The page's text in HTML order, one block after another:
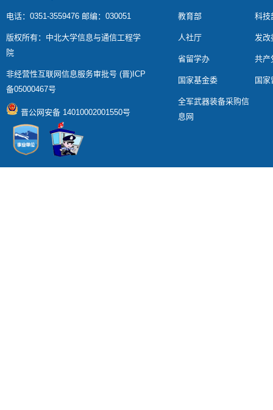
电话：0351-3559476 邮编：030051
版权所有：中北大学信息与通信工程学
院
非经营性互联网信息服务审批号 (晋)ICP
备05000467号
晋公网安备 14010002001550号
教育部 科技
人社厅 发改
省留学办 共产
国家基金委 国
全军武器装备采购信
息网